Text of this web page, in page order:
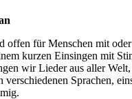
offen für Menschen mit
kurzen Einsingen mit
wir Lieder aus aller Welt,
verschiedenen Sprachen,